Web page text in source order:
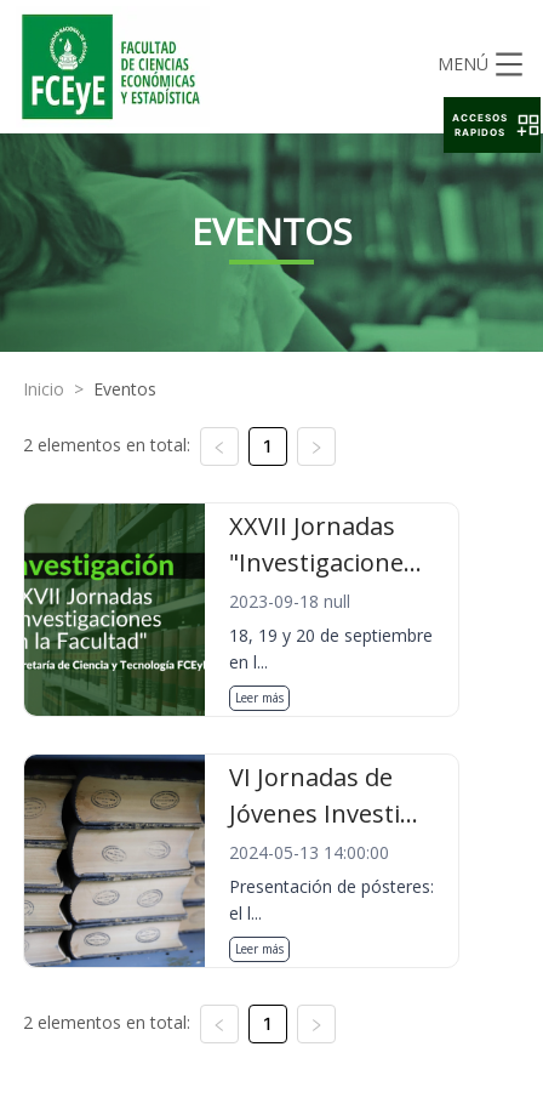
MENÚ
EVENTOS
Inicio > Eventos
2 elementos en total: 1
XXVII Jornadas
"Investigacione...
2023-09-18 null
18, 19 y 20 de septiembre
en l...
Leer más
VI Jornadas de
Jóvenes Investi...
2024-05-13 14:00:00
Presentación de pósteres:
el l...
Leer más
2 elementos en total: 1
ACCESOS
RAPIDOS